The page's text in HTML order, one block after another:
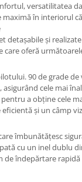
maximă în interiorul
detașabile și
care oferă
90 de grade de
asigurând cele mai
pentru a obține cele
și un câmp
îmbunătățesc
cu un inel dublu
de îndepărtare rapidă